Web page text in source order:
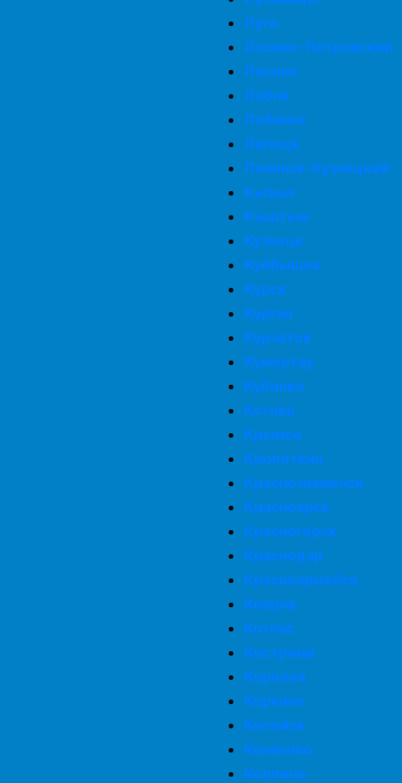
Луга
Лосино-Петровский
Лосино
Лобня
Лобинск
Липецк
Ленинск-Кузнецкий
Кызыл
Кыштым
Кузнецк
Куйбышев
Курск
Курган
Курчатов
Кумертау
Кубинка
Кстово
Крымск
Кропоткин
Краснознаменск
Красноярск
Красногорск
Краснодар
Красноармейск
Ковров
Котлас
Кострома
Королев
Коркино
Копейск
Конаково
Колпино